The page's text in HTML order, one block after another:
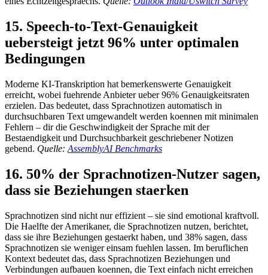
15. Speech-to-Text-Genauigkeit
uebersteigt jetzt 96% unter optimalen
Bedingungen
Moderne KI-Transkription hat bemerkenswerte Genauigkeit
erreicht, wobei fuehrende Anbieter ueber 96% Genauigkeitsraten
erzielen. Das bedeutet, dass Sprachnotizen automatisch in
durchsuchbaren Text umgewandelt werden koennen mit minimalen
Fehlern – dir die Geschwindigkeit der Sprache mit der
Bestaendigkeit und Durchsuchbarkeit geschriebener Notizen
gebend. Quelle: AssemblyAI Benchmarks
16. 50% der Sprachnotizen-Nutzer sagen,
dass sie Beziehungen staerken
Sprachnotizen sind nicht nur effizient – sie sind emotional kraftvoll.
Die Haelfte der Amerikaner, die Sprachnotizen nutzen, berichtet,
dass sie ihre Beziehungen gestaerkt haben, und 38% sagen, dass
Sprachnotizen sie weniger einsam fuehlen lassen. Im beruflichen
Kontext bedeutet das, dass Sprachnotizen Beziehungen und
Verbindungen aufbauen koennen, die Text einfach nicht erreichen